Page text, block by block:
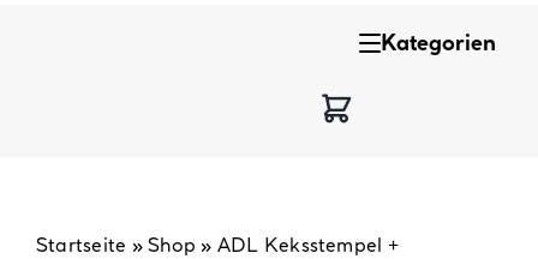
Kategorien
Startseite »Shop » ADL Keksstempel +